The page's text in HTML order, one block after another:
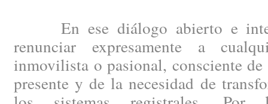
En ese diálogo abierto e
renunciar expresamente a
inmovilista o pasional, consciente
presente y de la necesidad de